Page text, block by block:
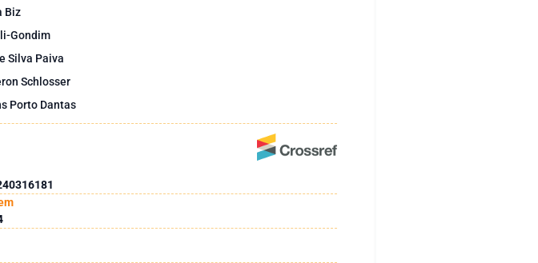
Biz
Gondim
Silva Paiva
Schlosser
Porto Dantas